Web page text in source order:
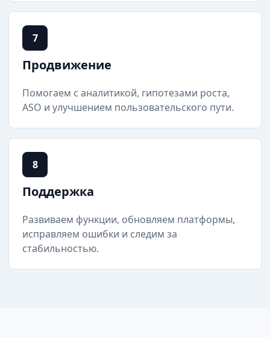
7
Продвижение
Помогаем с аналитикой, гипотезами роста,
ASO и улучшением пользовательского пути.
8
Поддержка
Развиваем функции, обновляем платформы,
исправляем ошибки и следим за
стабильностью.